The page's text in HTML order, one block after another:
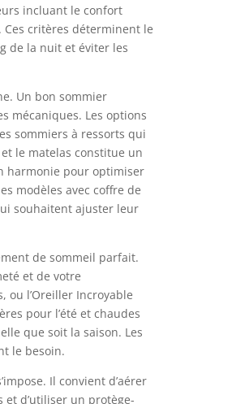
incluant le confort
critères déterminent le
de la nuit et éviter les
Un bon sommier
mécaniques. Les options
sommiers à ressorts qui
le matelas constitue un
harmonie pour optimiser
modèles avec coffre de
souhaitent ajuster leur
de sommeil parfait.
et de votre
ou l’Oreiller Incroyable
pour l’été et chaudes
que soit la saison. Les
le besoin.
Il convient d’aérer
d’utiliser un protège-